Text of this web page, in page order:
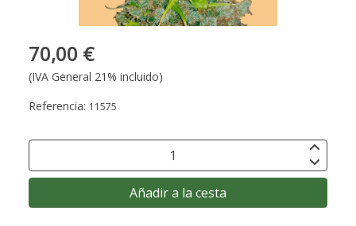
70,00 €
(IVA General 21% incluido)
Referencia: 11575
Añadir a la cesta